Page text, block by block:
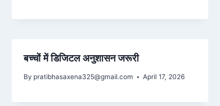
बच्चों में डिजिटल अनुशासन जरूरी
By pratibhasaxena325@gmail.com April 17, 2026